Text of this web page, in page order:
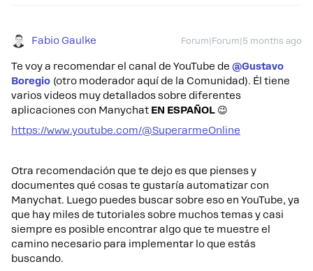
Fabio Gaulke Forum|Forum|5 months ago
Te voy a recomendar el canal de YouTube de @Gustavo
Boregio (otro moderador aquí de la Comunidad). Él tiene
varios videos muy detallados sobre diferentes
aplicaciones con Manychat EN ESPAÑOL 😉
https://www.youtube.com/@SuperarmeOnline
Otra recomendación que te dejo es que pienses y
documentes qué cosas te gustaría automatizar con
Manychat. Luego puedes buscar sobre eso en YouTube, ya
que hay miles de tutoriales sobre muchos temas y casi
siempre es posible encontrar algo que te muestre el
camino necesario para implementar lo que estás
buscando.